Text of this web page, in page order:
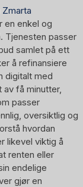
en enkel og
Tjenesten passer
samlet på ett
å refinansiere
digitalt med
få minutter,
passer
oversiktlig og
hvordan
likevel viktig å
renten eller
endelige
gjør en